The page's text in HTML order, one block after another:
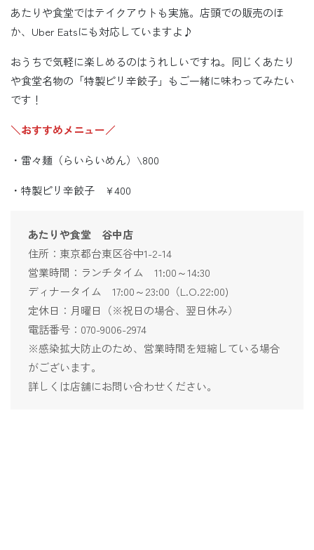
あたりや食堂ではテイクアウトも実施。店頭での販売のほ
か、Uber Eatsにも対応していますよ♪
おうちで気軽に楽しめるのはうれしいですね。同じくあたり
や食堂名物の「特製ピリ辛餃子」もご一緒に味わってみたい
です！
＼おすすめメニュー／
・雷々麺（らいらいめん）\800
・特製ピリ辛餃子 ¥400
あたりや食堂 谷中店
住所：東京都台東区谷中1-2-14
営業時間：ランチタイム 11:00～14:30
ディナータイム 17:00～23:00（L.O.22:00)
定休日：月曜日（※祝日の場合、翌日休み）
電話番号：070-9006-2974
※感染拡大防止のため、営業時間を短縮している場合
がございます。
詳しくは店舗にお問い合わせください。